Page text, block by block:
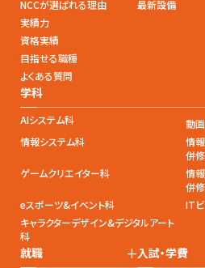
NCCが選ばれる理由
実績力
資格実績
目指せる職種
よくある質問
最新設備
学科
AIシステム科
動
情報システム科
情
併修
ゲームクリエイター科
情
併修
eスポーツ&イベント科
IT
キャラクターデザイン&デジタルアート
科
就職 +入試・学費